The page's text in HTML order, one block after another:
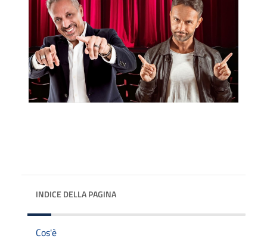
INDICE DELLA PAGINA
Cos'è